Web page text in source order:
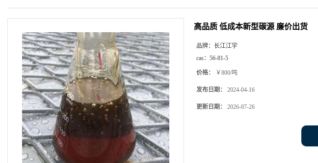
高品质 低成本新型碳源 廉价出货
品牌： 长江江宇
cas： 56-81-5
价格： ￥800/吨
发布日期： 2024-04-16
更新日期： 2026-07-26